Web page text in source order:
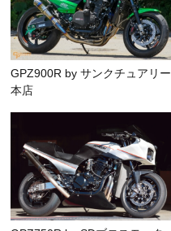
GPZ900R by サンクチュアリー
本店